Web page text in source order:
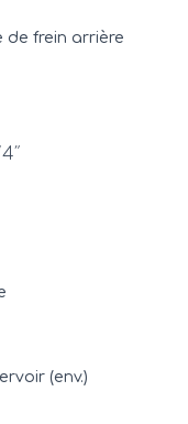
de frein arrière
(env.)